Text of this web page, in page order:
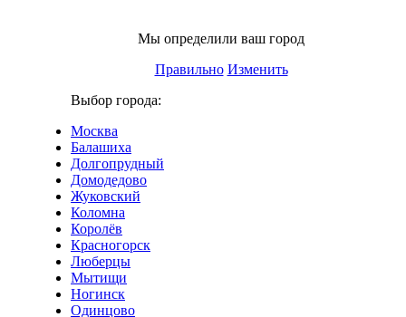
Мы определили ваш город
Правильно Изменить
Выбор города:
Москва
Балашиха
Долгопрудный
Домодедово
Жуковский
Коломна
Королёв
Красногорск
Люберцы
Мытищи
Ногинск
Одинцово